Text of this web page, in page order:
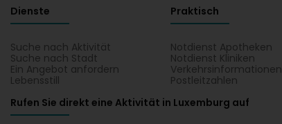
Dienste
Suche nach Aktivität
Suche nach Stadt
Ein Angebot anfordern
Lebensstill
Praktisch
Notdienst Apotheken
Notdienst Kliniken
Verkehrsinformationen
Postleitzahlen
Rufen Sie direkt eine Aktivität in Luxemburg auf